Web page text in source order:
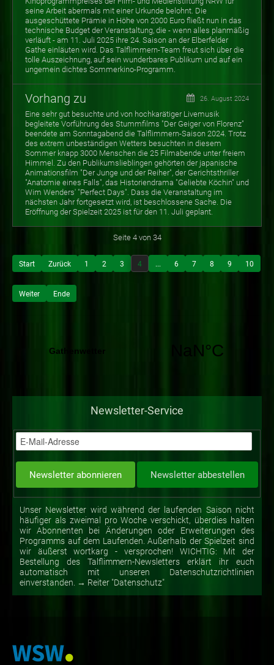
seine Arbeit abermals mit einer Urkunde belohnt. Die
ausgeschüttete Prämie in Höhe von 2000 Euro fließt nun in das
technische Budget der Veranstaltung, die - wenn alles planmäßig
verläuft - am 11. Juli 2025 ihre 24. Saison an der Elberfelder
Gathe einläuten wird. Das Talflimmern-Team freut sich über die
tolle Auszeichnung, auf sein wunderbares Publikum und auf ein
ungemein dichtes Sommerkino-Programm.
Vorhang zu 26. August 2024
Eine sehr gut besuchte und von hochkarätiger Livemusik
begleitete Vorführung des Stummfilms "Der Geiger von Florenz"
beendete am Sonntagabend die Talflimmern-Saison 2024. Trotz
des extrem unbeständigen Wetters besuchten in diesem
Sommer knapp 3000 Menschen die 25 Filmabende unter freiem
Himmel. Zu den Publikumslieblingen gehörten der japanische
Animationsfilm "Der Junge und der Reiher", der Gerichtsthriller
"Anatomie eines Falls", das Historiendrama "Geliebte Köchin" und
Wim Wenders' "Perfect Days". Dass die Veranstaltung im
nächsten Jahr fortgesetzt wird, ist beschlossene Sache. Die
Eröffnung der Spielzeit 2025 ist für den 11. Juli geplant.
Seite 4 von 34
Start Zurück 1 2 3 4 ... 6 7 8 9 10
Weiter Ende
Newsletter-Service
Unser Newsletter wird während der laufenden Saison nicht
häufiger als zweimal pro Woche verschickt, überdies halten
wir Abonnenten bei Änderungen oder Erweiterungen des
Programms auf dem Laufenden. Außerhalb der Spielzeit sind
wir äußerst wortkarg - versprochen! WICHTIG: Mit der
Bestellung des Talflimmern-Newsletters erklärt ihr euch
automatisch mit unseren Datenschutzrichtlinien
einverstanden. → Reiter "Datenschutz"